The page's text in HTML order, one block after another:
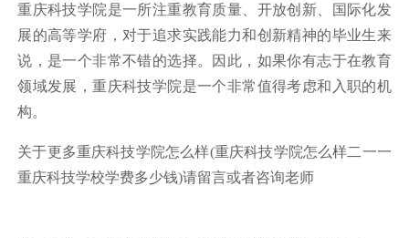
重庆科技学院是一所注重教育质量、开放创新、国际化发
展的高等学府，对于追求实践能力和创新精神的毕业生来
说，是一个非常不错的选择。因此，如果你有志于在教育
领域发展，重庆科技学院是一个非常值得考虑和入职的机
构。
关于更多重庆科技学院怎么样(重庆科技学院怎么样二一一
重庆科技学校学费多少钱)请留言或者咨询老师